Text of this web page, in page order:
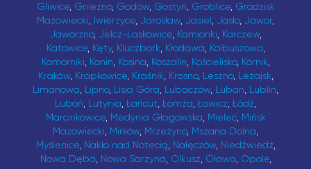
Gliwice, Gniezno, Godów, Gostyń, Groblice, Grodzisk
Mazowiecki, Iwierzyce, Jarosław, Jasiel, Jasło, Jawor,
Jaworzno, Jelcz-Laskowice, Kamionki, Karczew,
Katowice, Kęty, Kluczbork, Kłodawa, Kolbuszowa,
Komorniki, Konin, Kosina, Koszalin, Kościelisko, Kórnik,
Kraków, Krapkowice, Kraśnik, Krosno, Leszno, Leżajsk,
Limanowa, Lipno, Lisia Góra, Lubaczów, Lubań, Lublin,
Luboń, Lutynia, Łańcut, Łomża, Łowicz, Łódź,
Marcinkowice, Medynia Głogowska, Mielec, Mińsk
Mazowiecki, Mirków, Mrzeżyno, Mszana Dolna,
Myślenice, Nakło nad Notecią, Nałęczów, Niedźwiedź,
Nowa Dęba, Nowa Sarzyna, Olkusz, Oława, Opole,